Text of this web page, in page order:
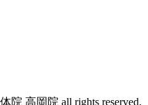
院 高岡院 all rights reserved.